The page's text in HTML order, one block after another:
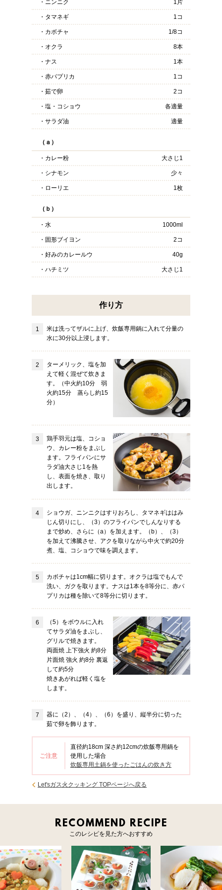
・ニンニク 1片
・タマネギ 1コ
・カボチャ 1/8コ
・オクラ 8本
・ナス 1本
・赤パプリカ 1コ
・茹で卵 2コ
・塩・コショウ 各適量
・サラダ油 適量
（ａ）
・カレー粉 大さじ1
・シナモン 少々
・ローリエ 1枚
（ｂ）
・水 1000ml
・固形ブイヨン 2コ
・好みのカレールウ 40g
・ハチミツ 大さじ1
作り方
米は洗ってザルに上げ、炊飯専用鍋に入れて分量の
水に30分以上浸します。
ターメリック、塩を加
えて軽く混ぜて炊きま
す。（中火約10分 弱
火約15分 蒸らし約15
分）
鶏手羽元は塩、コショ
ウ、カレー粉をまぶし
ます。フライパンにサ
ラダ油大さじ1を熱
し、表面を焼き、取り
出します。
ショウガ、ニンニクはすりおろし、タマネギははみ
じん切りにし、（3）のフライパンでしんなりする
まで炒め、さらに（a）を加えます。（b）、（3）
を加えて沸騰させ、アクを取りながら中火で約20分
煮、塩、コショウで味を調えます。
カボチャは1cm幅に切ります。オクラは塩でもんで
洗い、ガクを取ります。ナスは1本を8等分に、赤パ
プリカは種を除いて8等分に切ります。
（5）をボウルに入れ
てサラダ油をまぶし、
グリルで焼きます。
両面焼 上下強火 約8分
片面焼 強火 約8分 裏返
して約5分
焼きあがれば軽く塩を
します。
器に（2）、（4）、（6）を盛り、縦半分に切った
茹で卵を飾ります。
ご注意
直径約18cm 深さ約12cmの炊飯専用鍋を
使用した場合
炊飯専用土鍋を使ったごはんの炊き方
Let'sガス火クッキング TOPページへ戻る
RECOMMEND RECIPE
このレシピを見た方へおすすめ